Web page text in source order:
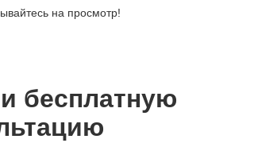
на просмотр!
бесплатную